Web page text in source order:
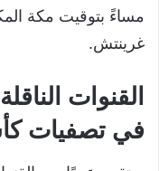
غرينتش.
القنوات
في تصفيات